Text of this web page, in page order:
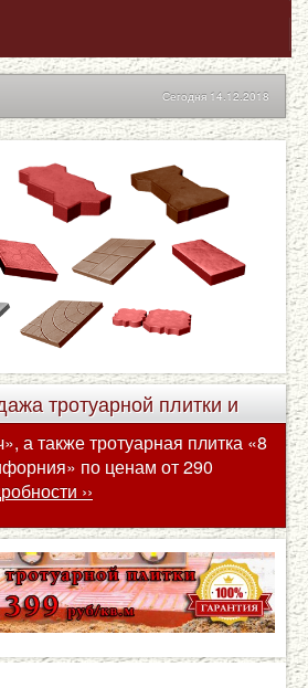
Сегодня 14.12.2018
тротуарной плитки и
по сниженным ценам
а также тротуарная плитка «8
по ценам от 290
››